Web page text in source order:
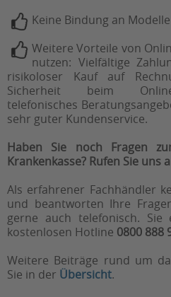
Keine Bindung an
Weitere Vorteile von
nutzen: Vielfältige
risikoloser Kauf auf
Sicherheit beim
telefonisches
sehr guter Kundenservice.
Haben Sie noch Fragen
Krankenkasse? Rufen Sie uns
Als erfahrener Fachhändler
und beantworten Ihre
gerne auch telefonisch.
kostenlosen Hotline 0800 888
Weitere Beiträge rund um
Sie in der Übersicht.